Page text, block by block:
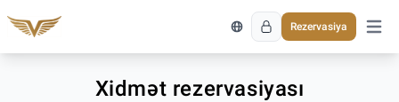
Rezervasiya
Əsas
Xidmət rezervasiyası